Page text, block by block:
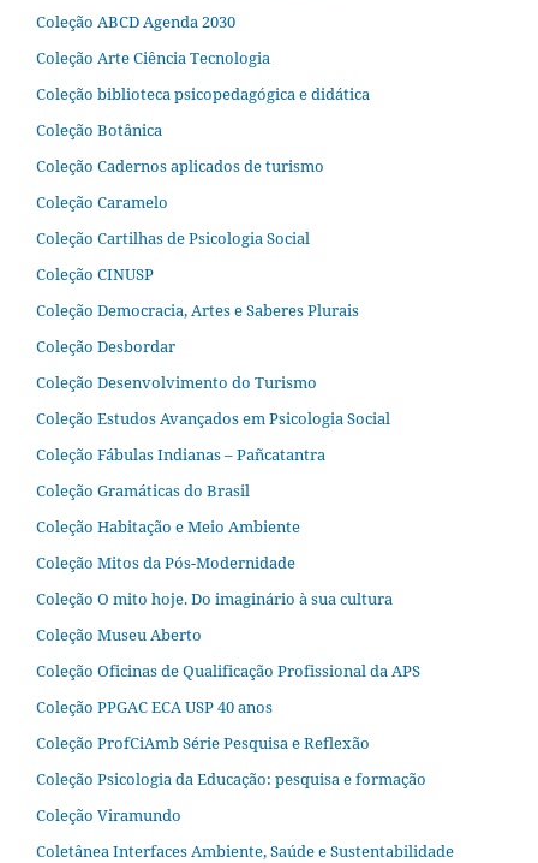
Coleção ABCD Agenda 2030
Coleção Arte Ciência Tecnologia
Coleção biblioteca psicopedagógica e didática
Coleção Botânica
Coleção Cadernos aplicados de turismo
Coleção Caramelo
Coleção Cartilhas de Psicologia Social
Coleção CINUSP
Coleção Democracia, Artes e Saberes Plurais
Coleção Desbordar
Coleção Desenvolvimento do Turismo
Coleção Estudos Avançados em Psicologia Social
Coleção Fábulas Indianas – Pañcatantra
Coleção Gramáticas do Brasil
Coleção Habitação e Meio Ambiente
Coleção Mitos da Pós-Modernidade
Coleção O mito hoje. Do imaginário à sua cultura
Coleção Museu Aberto
Coleção Oficinas de Qualificação Profissional da APS
Coleção PPGAC ECA USP 40 anos
Coleção ProfCiAmb Série Pesquisa e Reflexão
Coleção Psicologia da Educação: pesquisa e formação
Coleção Viramundo
Coletânea Interfaces Ambiente, Saúde e Sustentabilidade